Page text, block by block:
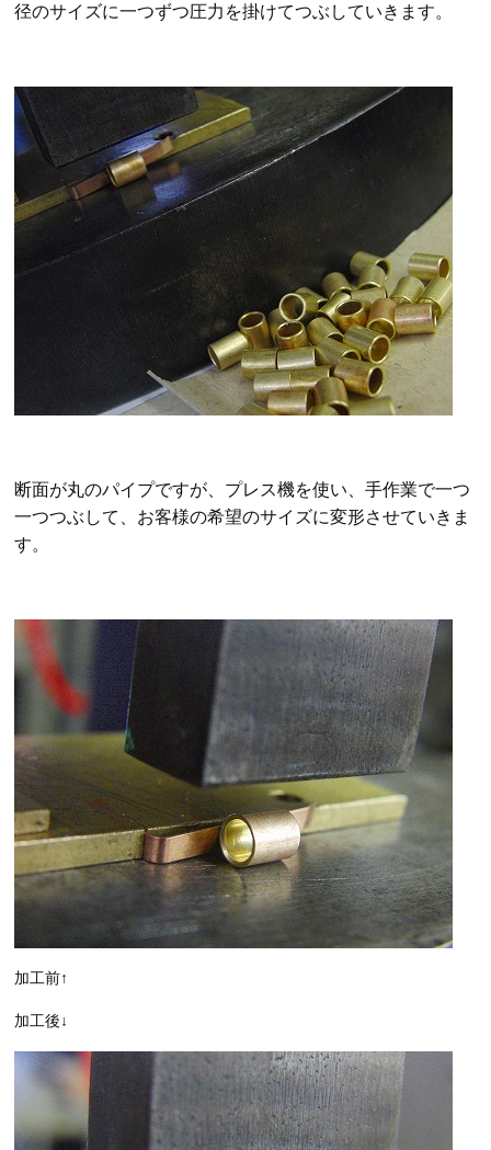
径のサイズに一つずつ圧力を掛けてつぶしていきます。
断面が丸のパイプですが、 プレス機を使い、手作業で一つ
一つつぶして、お客様の希望のサイズに変形させていきま
す。
加工前↑
加工後↓